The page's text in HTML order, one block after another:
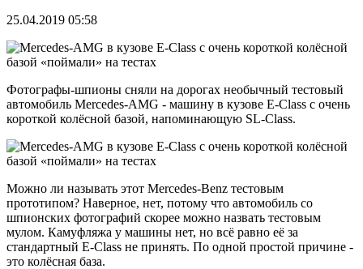
25.04.2019 05:58
Фотографы-шпионы сняли на дорогах необычный тестовый
автомобиль Mercedes-AMG - машину в кузове E-Class с очень
короткой колёсной базой, напоминающую SL-Class.
Можно ли называть этот Mercedes-Benz тестовым
прототипом? Наверное, нет, потому что автомобиль со
шпионских фотографий скорее можно назвать тестовым
мулом. Камуфляжа у машины нет, но всё равно её за
стандартный E-Class не принять. По одной простой причине -
это колёсная база.